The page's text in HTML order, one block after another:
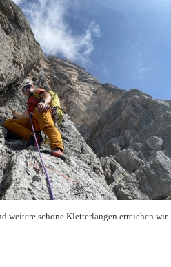
weitere schöne Kletterlängen erreichen wir